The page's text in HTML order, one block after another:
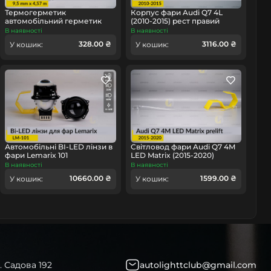
Термогерметик
автомобільний герметик
для фар Orgavyl Оргавіл
В наявності
У кошик: 328.00 ₴
Корпус фари Audi Q7 4L
(2010-2015) рест правий
В наявності
У кошик: 3116.00 ₴
Автомобільні BI-LED лінзи в
фари Lemarix 101
В наявності
У кошик: 10660.00 ₴
Світловод фари Audi Q7 4M
LED Matrix (2015-2020)
дорест довгий середній
В наявності
У кошик: 1599.00 ₴
Садова 192 autolighttclub@gmail.com